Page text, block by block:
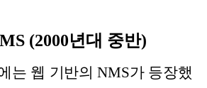
(2000년대 중반)
는 웹 기반의 NMS가 등장했